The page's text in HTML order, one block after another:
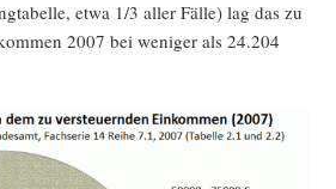
etwa 1/3 aller Fäl­le) lag das zu
2007 bei weni­ger als 24.204